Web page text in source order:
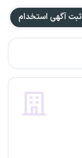
ثبت آگهی استخدام